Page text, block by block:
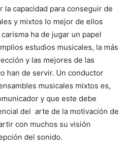
la capacidad para conseguir de
y mixtos lo mejor de ellos
ha de jugar un papel
estudios musicales, la más
y las mejores de las
han de servir. Un conductor
musicales mixtos es,
y que este debe
del arte de la motivación de
con muchos su visión
del sonido.